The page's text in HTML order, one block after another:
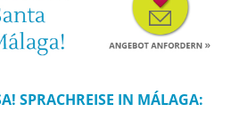
SPRACHREISE IN MÁLAGA: